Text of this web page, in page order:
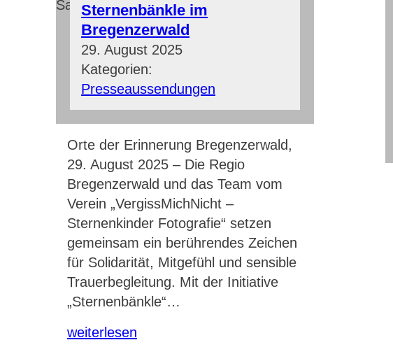
Sternenbänkle im
Bregenzerwald
29. August 2025
Kategorien:
Presseaussendungen
Orte der Erinnerung Bregenzerwald,
29. August 2025 – Die Regio
Bregenzerwald und das Team vom
Verein „VergissMichNicht –
Sternenkinder Fotografie“ setzen
gemeinsam ein berührendes Zeichen
für Solidarität, Mitgefühl und sensible
Trauerbegleitung. Mit der Initiative
„Sternenbänkle“…
weiterlesen